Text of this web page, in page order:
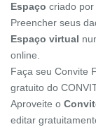
Espaço criado por
Preencher seus
Espaço virtual
online.
Faça seu Convite
gratuito do
Aproveite o
editar